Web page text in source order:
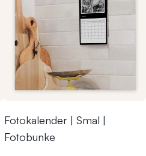
Fotokalender | Smal |
Fotobunke